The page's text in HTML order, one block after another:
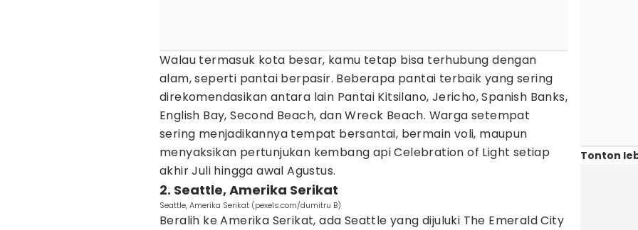
Walau termasuk kota besar, kamu tetap bisa terhubung dengan
alam, seperti pantai berpasir. Beberapa pantai terbaik yang sering
direkomendasikan antara lain Pantai Kitsilano, Jericho, Spanish Banks,
English Bay, Second Beach, dan Wreck Beach. Warga setempat
sering menjadikannya tempat bersantai, bermain voli, maupun
menyaksikan pertunjukan kembang api Celebration of Light setiap
akhir Juli hingga awal Agustus.
2. Seattle, Amerika Serikat
Seattle, Amerika Serikat (pexels.com/dumitru B)
Beralih ke Amerika Serikat, ada Seattle yang dijuluki The Emerald City
Tonton